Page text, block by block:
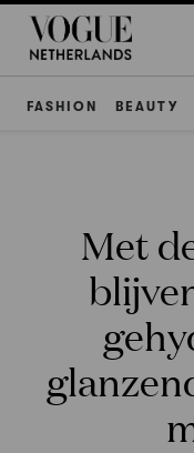
FASHION BEAUTY
Met